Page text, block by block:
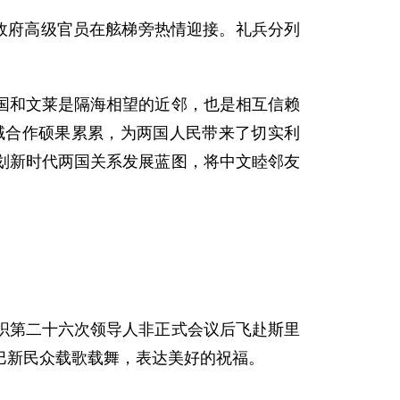
高级官员在舷梯旁热情迎接。礼兵分列
文莱是隔海相望的近邻，也是相互信赖
作硕果累累，为两国人民带来了切实利
时代两国关系发展蓝图，将中文睦邻友
二十六次领导人非正式会议后飞赴斯里
民众载歌载舞，表达美好的祝福。